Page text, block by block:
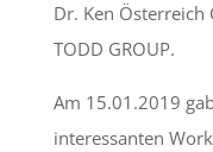
Dr. Ken Österreich
TODD GROUP.
Am 15.01.2019
interessanten